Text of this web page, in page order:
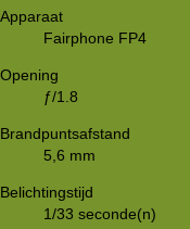
Apparaat
Fairphone FP4
Opening
ƒ/1.8
Brandpuntsafstand
5,6 mm
Belichtingstijd
1/33 seconde(n)